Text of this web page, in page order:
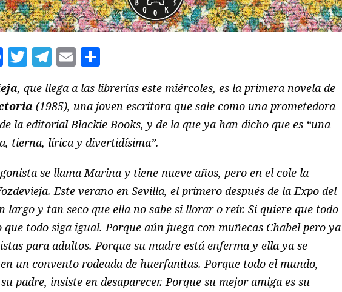
Facebook
Twitter
Telegram
Email
, que llega a las librerías este miércoles, es la primera novela de
(1985), una joven escritora que sale como una prometedora
la editorial Blackie Books, y de la que ya han dicho que es “una
tierna, lírica y divertidísima”.
se llama Marina y tiene nueve años, pero en el cole la
Este verano en Sevilla, el primero después de la Expo del
largo y tan seco que ella no sabe si llorar o reír. Si quiere que todo
que todo siga igual. Porque aún juega con muñecas Chabel pero ya
para adultos. Porque su madre está enferma y ella ya se
un convento rodeada de huerfanitas. Porque todo el mundo,
padre, insiste en desaparecer. Porque su mejor amiga es su